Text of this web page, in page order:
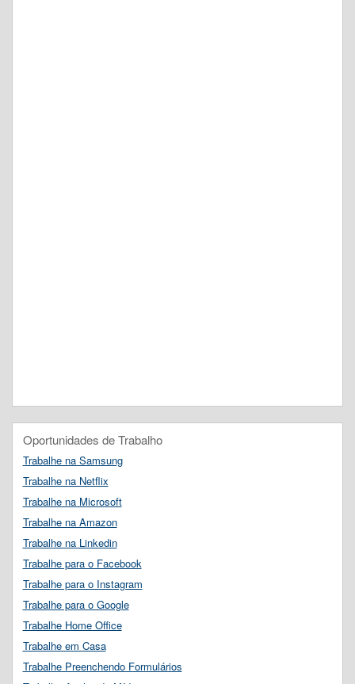
Oportunidades de Trabalho
Trabalhe na Samsung
Trabalhe na Netflix
Trabalhe na Microsoft
Trabalhe na Amazon
Trabalhe na Linkedin
Trabalhe para o Facebook
Trabalhe para o Instagram
Trabalhe para o Google
Trabalhe Home Office
Trabalhe em Casa
Trabalhe Preenchendo Formulários